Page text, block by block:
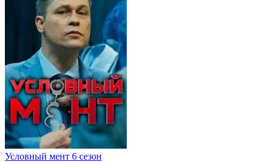
Условный мент 6 сезон